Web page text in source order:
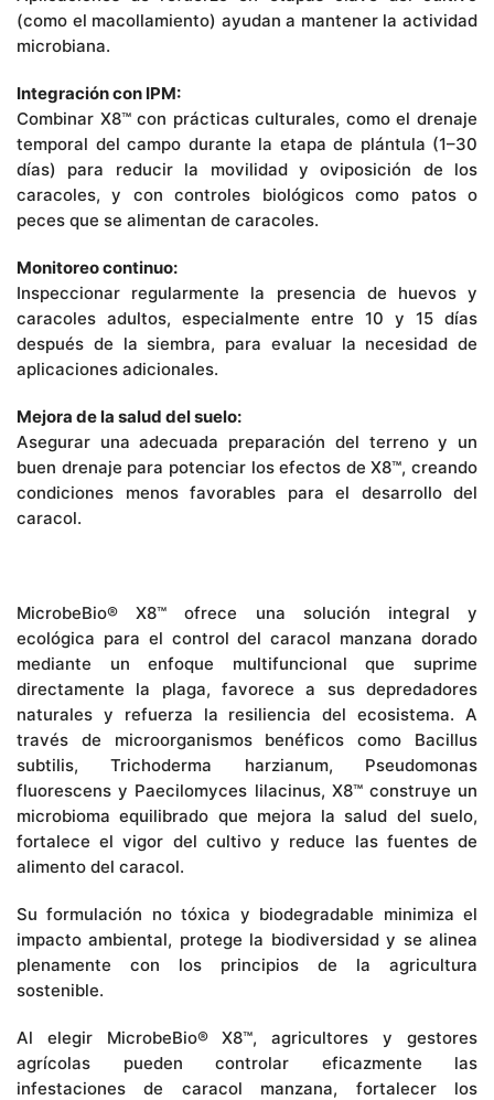
(como el macollamiento) ayudan a mantener la actividad
microbiana.
Integración con IPM:
Combinar X8™ con prácticas culturales, como el drenaje
temporal del campo durante la etapa de plántula (1–30
días) para reducir la movilidad y oviposición de los
caracoles, y con controles biológicos como patos o
peces que se alimentan de caracoles.
Monitoreo continuo:
Inspeccionar regularmente la presencia de huevos y
caracoles adultos, especialmente entre 10 y 15 días
después de la siembra, para evaluar la necesidad de
aplicaciones adicionales.
Mejora de la salud del suelo:
Asegurar una adecuada preparación del terreno y un
buen drenaje para potenciar los efectos de X8™, creando
condiciones menos favorables para el desarrollo del
caracol.
MicrobeBio® X8™ ofrece una solución integral y
ecológica para el control del caracol manzana dorado
mediante un enfoque multifuncional que suprime
directamente la plaga, favorece a sus depredadores
naturales y refuerza la resiliencia del ecosistema. A
través de microorganismos benéficos como Bacillus
subtilis, Trichoderma harzianum, Pseudomonas
fluorescens y Paecilomyces lilacinus, X8™ construye un
microbioma equilibrado que mejora la salud del suelo,
fortalece el vigor del cultivo y reduce las fuentes de
alimento del caracol.
Su formulación no tóxica y biodegradable minimiza el
impacto ambiental, protege la biodiversidad y se alinea
plenamente con los principios de la agricultura
sostenible.
Al elegir MicrobeBio® X8™, agricultores y gestores
agrícolas pueden controlar eficazmente las
infestaciones de caracol manzana, fortalecer los